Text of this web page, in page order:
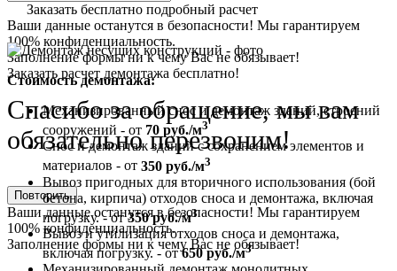
Заказать бесплатно подробный расчет
Ваши данные останутся в безопасности! Мы гарантируем
100% конфиденциальность.
Заполнение формы ни к чему Вас не обязывает!
Заказать расчет демонтажа бесплатно!
Спасибо за обращение, мы вам
обязательно перезвоним!
Повторить
Ваши данные останутся в безопасности! Мы гарантируем
100% конфиденциальность.
Заполнение формы ни к чему Вас не обязывает!
Стоимость демонтажа:
Механизированный снос и демонтаж зданий, строений
сооружений - от 70 руб./м3
Снос и демонтаж зданий с сохранением элементов и
материалов - от 350 руб./м3
Вывоз пригодных для вторичного использования (бой
бетона, кирпича) отходов сноса и демонтажа, включая
погрузку. - от350 руб./м3
Вывоз и утилизация отходов сноса и демонтажа,
включая погрузку. - от650 руб./м3